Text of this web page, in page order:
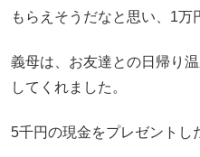
もらえそうだなと思い、1万
義母は、お友達との日帰り
してくれました。
5千円の現金をプレゼントし